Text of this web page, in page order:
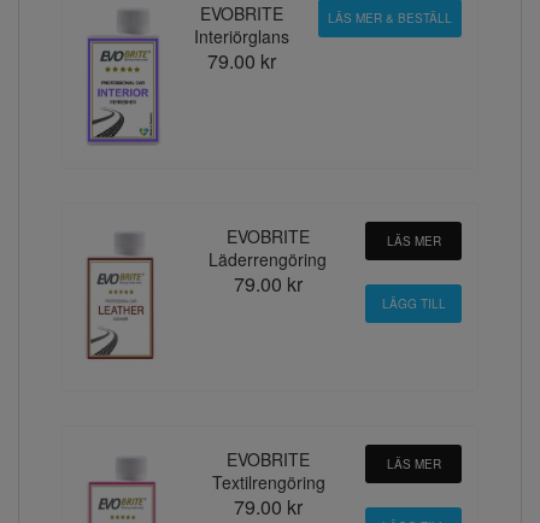
EVOBRITE
Interiörglans
79.00 kr
LÄS MER & BESTÄLL
EVOBRITE
Läderrengöring
79.00 kr
LÄS MER
EVOBRITE
Textilrengöring
79.00 kr
LÄS MER